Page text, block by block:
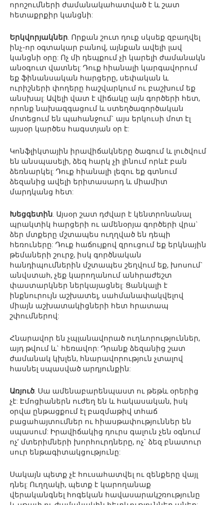
որոշումների ժամանակահատված է և շատ
հետաքրքիր կանցնի:
Երկվորյակներ. Որքան շուտ դուք սկսեք զբաղվել
ինչ-որ օգտակար բանով, այնքան ավելի լավ
կանցնի օրը: Ոչ մի դեպքում չի կարելի ժամանակն
անօգուտ վատնել: Դուք հիանալի կարգավորում
եք ֆինանսական հարցերը, սեփական և
ուրիշների փողերը հաշվարկում ու բաշխում եք
անսխալ: Ավելի վատ է վիճակը այն գործերի հետ,
որոնք նախազգացում և ստեղծագործական
մոտեցում են պահանջում` այս երկուսի մոտ էլ
այսօր կարծես հագստյան օր է:
Կոնֆլիկտային իրավիճակները ծագում և լուծվում
են անսպասելի, ձեզ հարկ չի լինում որևէ բան
ձեռնարկել: Դուք հիանալի լեզու եք գտնում
ձեզանից ավելի երիտասարդ և միամիտ
մարդկանց հետ:
Խեցգետին. Այսօր շատ դժվար է կենտրոնանալ
պրակտիկ հարցերի ու ամենօրյա գործերի վրա`
ձեր մտքերը մշտապես ուղղված են դեպի
հեռուները: Դուք հաճույքով զրուցում եք երկնային
թեմաների շուրջ, իսկ գործնական
հանդիպումներին մշտապես շեղվում եք, խոսում`
անվստահ, չեք կարողանում անհրաժեշտ
փաստարկներ ներկայացնել: Ցանկալի է
ինքնուրույն աշխատել, սահմանափակվելով
միայն աշխատակիցների հետ հրատապ
շփումներով:
Հնարավոր են չպլանավորած ուղևորություններ,
այդ թվում և` հեռավոր: Դրանք ձեզանից շատ
ժամանակ կխլեն, հնարավորություն չտալով
հասնել սպասված արդյունքին:
Առյուծ. Սա ամենաբարենպաստ ու թեթև օրերից
չէ: Էմոցիաներն ուժեղ են և հակասական, իսկ
օրվա ընթացքում էլ բազմաթիվ տհաճ
բացահայտումներ ու հիասթափություններ են
սպասում: Իրավիճակից դուրս գալուն չեն օգնում
ոչ’ մտերիմների խորհուրդները, ոչ` ձեզ բնատուր
սուր ենթագիտակցությունը:
Սակայն պետք չէ հուսահատվել ու զենքերը վայլ
դնել: Ուղղակի, պետք է կարողանաք
վերականգնել հոգեկան հավասարակշռությունը